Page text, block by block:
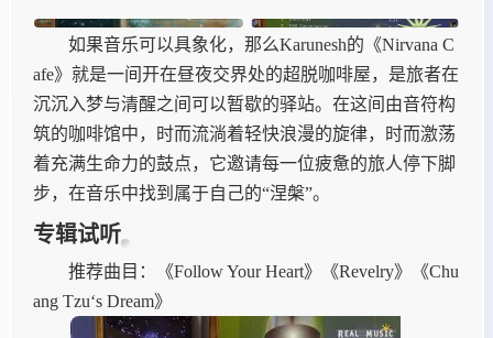
如果音乐可以具象化，那么Karunesh的《Nirvana C
afe》就是一间开在昼夜交界处的超脱咖啡屋，是旅者在
沉沉入梦与清醒之间可以暂歇的驿站。在这间由音符构
筑的咖啡馆中，时而流淌着轻快浪漫的旋律，时而激荡
着充满生命力的鼓点，它邀请每一位疲惫的旅人停下脚
步，在音乐中找到属于自己的“涅槃”。
专辑试听
推荐曲目：《Follow Your Heart》《Revelry》《Chu
ang Tzu‘s Dream》